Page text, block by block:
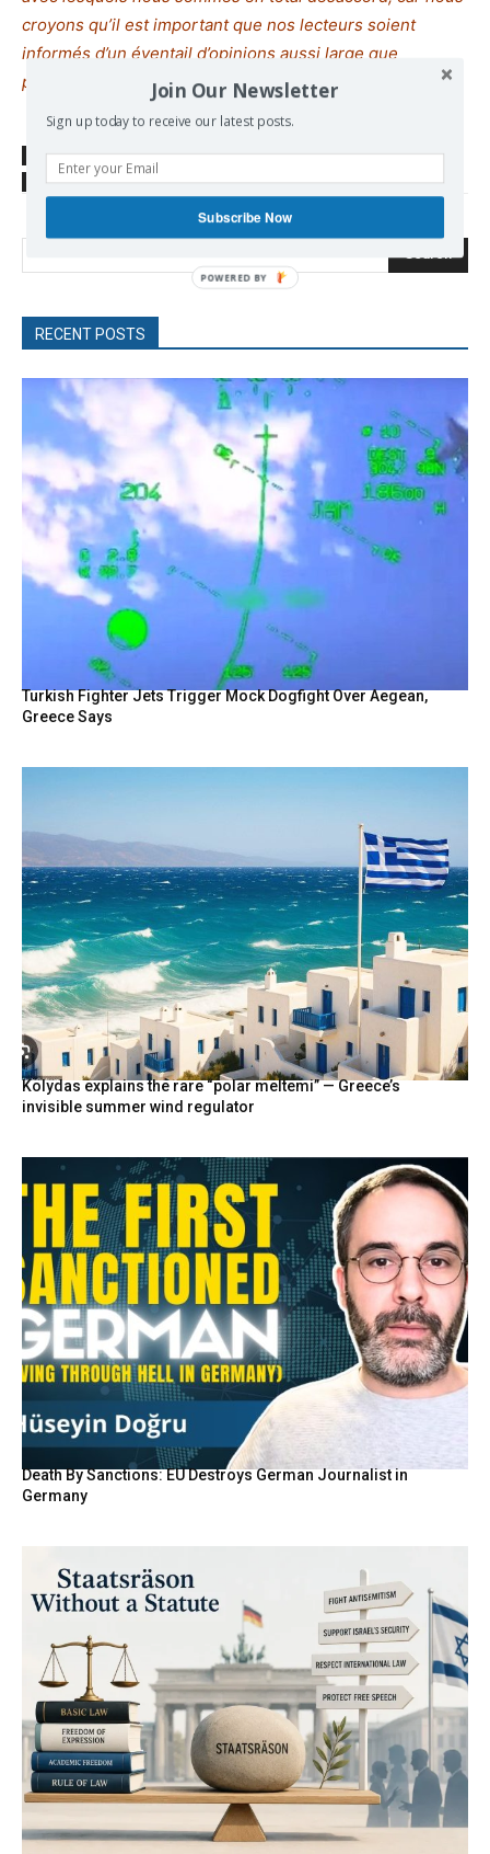
croyons qu’il est important que nos lecteurs soient
informés d’un éventail d’opinions aussi large que
possible.
SOURCE
HUFFPOST
Europe-Israel
Search
RECENT POSTS
Turkish Fighter Jets Trigger Mock Dogfight Over Aegean,
Greece Says
Kolydas explains the rare “polar meltemi” — Greece’s
invisible summer wind regulator
Death By Sanctions: EU Destroys German Journalist in
Germany
Join Our Newsletter
Sign up today to receive our latest posts.
Subscribe Now